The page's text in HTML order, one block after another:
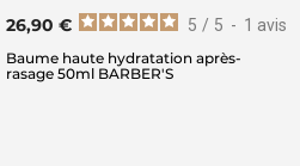
5 / 5 - 1 avis
26,90 €
Baume haute hydratation après-
rasage 50ml BARBER'S